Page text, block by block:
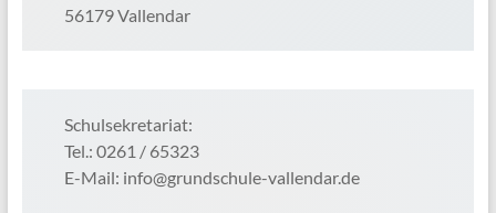
56179 Vallendar
Schulsekretariat:
Tel.: 0261 / 65323
E-Mail: info@grundschule-vallendar.de